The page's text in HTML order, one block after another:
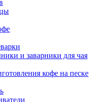
и заварники для чая
кофе на песке